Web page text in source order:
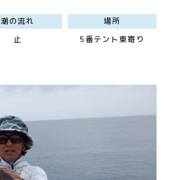
潮の流れ
止
場所
5番テント東寄り